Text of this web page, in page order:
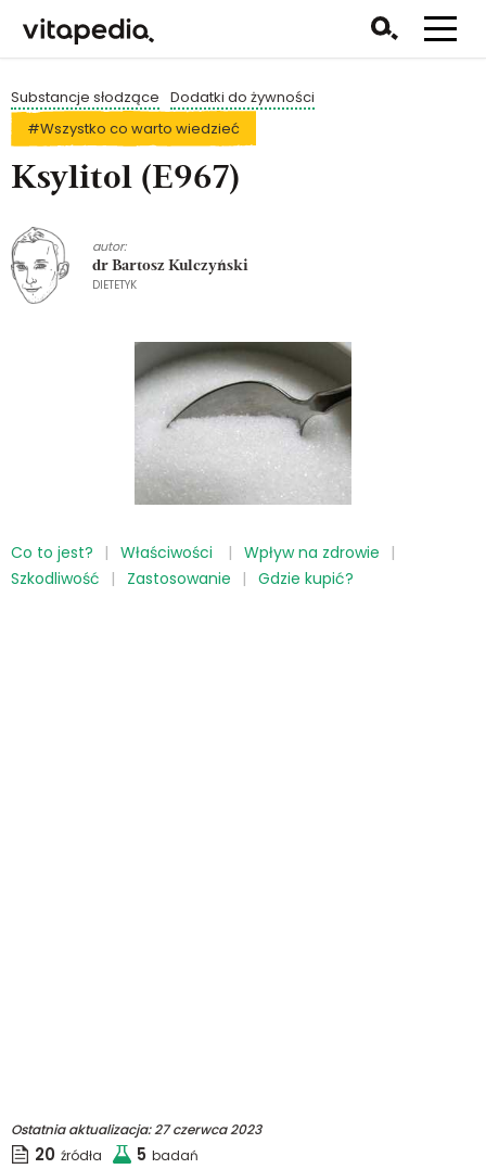
Substancje słodzące Dodatki do żywności
#Wszystko co warto wiedzieć
Ksylitol (E967)
autor:
dr Bartosz Kulczyński
DIETETYK
Co to jest? Właściwości
Wpływ na zdrowie
Szkodliwość
Zastosowanie Gdzie kupić?
Ostatnia aktualizacja:27 czerwca 2023
20 źródła 5 badań